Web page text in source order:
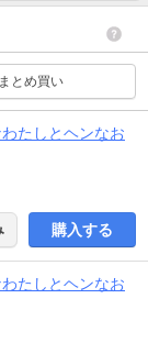
まとめ買い
たしとヘンなお
購入する
たしとヘンなお